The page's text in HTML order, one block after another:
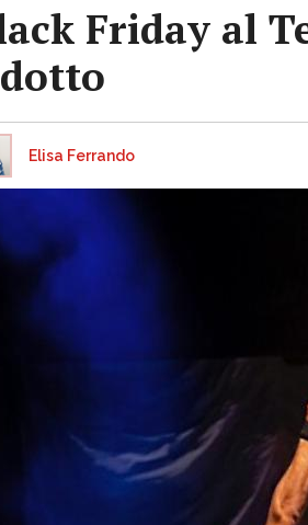
Friday al
Elisa Ferrando